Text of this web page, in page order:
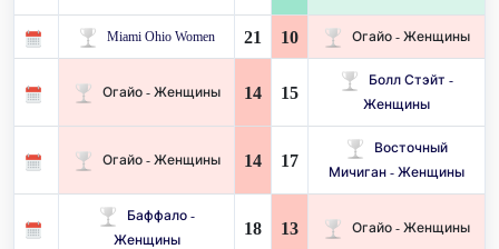
Miami Ohio Women 21 10 Огайо - Женщины
Огайо - Женщины 14 15
Болл Стэйт -
Женщины
Огайо - Женщины 14 17
Восточный
Мичиган - Женщины
Баффало -
Женщины
18 13 Огайо - Женщины